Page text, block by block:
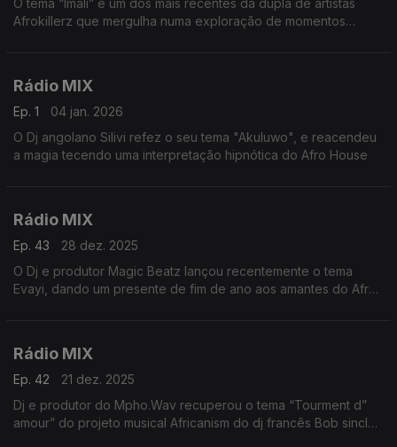
O tema “Imali” é um dos mais recentes da dupla de artistas
Afrokillerz que mergulha numa exploração de momentos
Rádio MIX
Ep. 1
04 jan. 2026
O Dj angolano Silivi refez o seu tema "Akuluwo", e reacendeu
a magia tecendo uma interpretação hipnótica do Afro House
Rádio MIX
Ep. 43
28 dez. 2025
O Dj e produtor Magic Beatz lançou recentemente o tema
Evayi, dando um presente de fim de ano aos amantes do Afro
Rádio MIX
Ep. 42
21 dez. 2025
Dj e produtor do Mpho.Wav recuperou o tema “Tourment d”
amour” do projeto musical Africanism do dj francês Bob sinclair